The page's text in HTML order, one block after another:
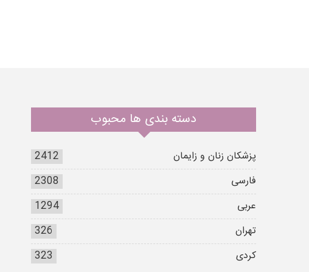
دسته بندی ها محبوب
پزشکان زنان و زایمان
2412
فارسی
2308
عربی
1294
تهران
326
کردی
323